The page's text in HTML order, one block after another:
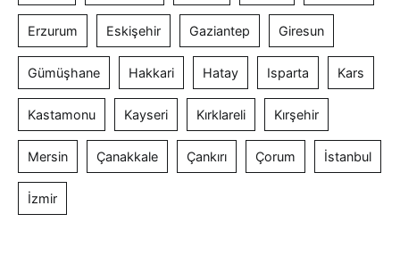
Erzurum Eskişehir Gaziantep Giresun
Gümüşhane Hakkari Hatay Isparta Kars
Kastamonu Kayseri Kırklareli Kırşehir
Mersin Çanakkale Çankırı Çorum İstanbul
İzmir